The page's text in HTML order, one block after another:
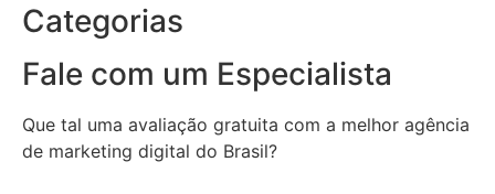
Categorias
Fale com um Especialista
Que tal uma avaliação gratuita com a melhor agência
de marketing digital do Brasil?